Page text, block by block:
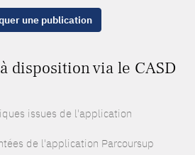
une publication
disposition via le CASD
issues de l'application
de l'application Parcoursup